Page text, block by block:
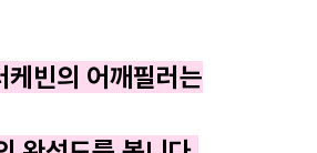
케빈의 어깨필러는